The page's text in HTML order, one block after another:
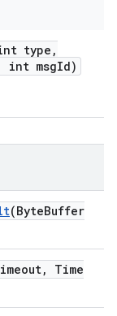
type ,
int msgId)
(ByteBuffer
,
Time